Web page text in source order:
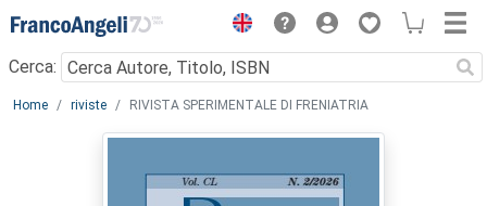
Menu
Cerca:
Main content
Home riviste RIVISTA SPERIMENTALE DI FRENIATRIA